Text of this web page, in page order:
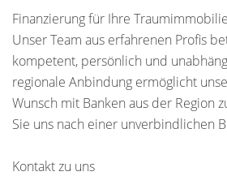
Finanzierung für Ihre
Unser Team aus erfahrenen Profis
kompetent, persönlich und
regionale Anbindung ermöglicht
Wunsch mit Banken aus der Region
Sie uns nach einer unverbindlichen
Kontakt zu uns